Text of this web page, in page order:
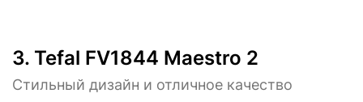
3. Tefal FV1844 Maestro 2
Стильный дизайн и отличное качество